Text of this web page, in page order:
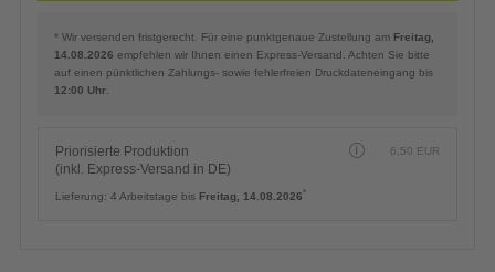
* Wir versenden fristgerecht. Für eine punktgenaue Zustellung am Freitag,
14.08.2026 empfehlen wir Ihnen einen Express-Versand. Achten Sie bitte
auf einen pünktlichen Zahlungs- sowie fehlerfreien Druckdateneingang bis
12:00 Uhr
Priorisierte Produktion
(inkl. Express-Versand in DE)
6,50 EUR
Lieferung: 4 Arbeitstage bis Freitag, 14.08.2026*